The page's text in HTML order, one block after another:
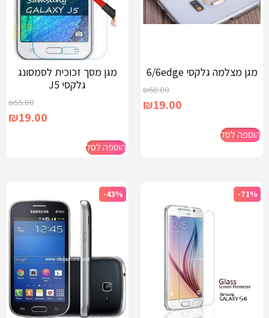
מגן מצלמה גלקסי 6/6edge
₪60.00
₪19.00
הוספה לסל
מגן מסך זכוכית לסמסונג
גלקסי J5
₪55.00
₪19.00
הוספה לסל
-71%
-43%